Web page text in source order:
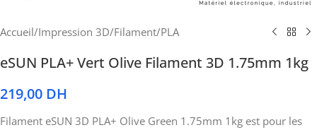
Accueil/Impression 3D/Filament/PLA
eSUN PLA+ Vert Olive Filament 3D 1.75mm 1kg
219,00 DH
Filament eSUN 3D PLA+ Olive Green 1.75mm 1kg est pour les